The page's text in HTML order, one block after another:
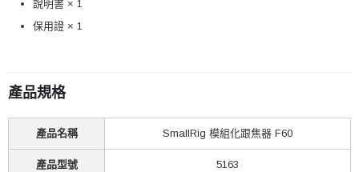
說明書 × 1
保用證 × 1
產品規格
產品名稱 SmallRig 模組化跟焦器 F60
產品型號 5163